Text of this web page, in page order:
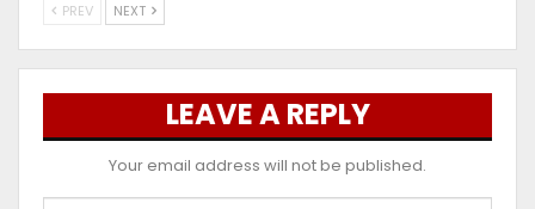
PREV NEXT
LEAVE A REPLY
Your email address will not be published.